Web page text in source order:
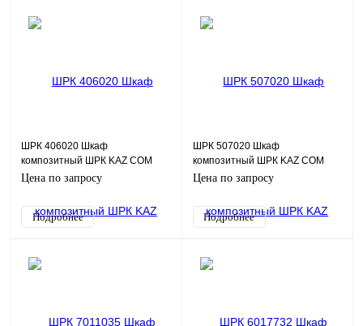
ШРК 406020 Шкаф
композитный ШРК KAZ COM
(пластик), IP65, 400х600х200
Цена по запросу
Подробнее
ШРК 507020 Шкаф
композитный ШРК KAZ COM
(пластик), IP65, 500х700х200
Цена по запросу
Подробнее